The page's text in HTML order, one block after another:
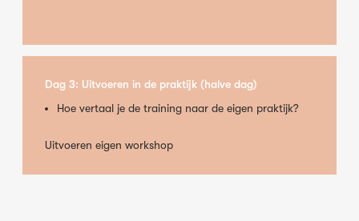
Dag 3: Uitvoeren in de praktijk (halve dag)
Hoe vertaal je de training naar de eigen praktijk?
Uitvoeren eigen workshop